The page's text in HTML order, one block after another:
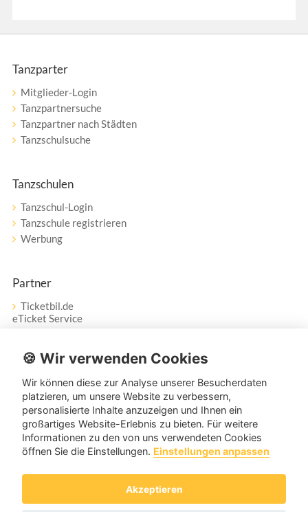
Tanzparter
Mitglieder-Login
Tanzpartnersuche
Tanzpartner nach Städten
Tanzschulsuche
Tanzschulen
Tanzschul-Login
Tanzschule registrieren
Werbung
Partner
Ticketbil.de
eTicket Service
Vertrag widerrufen
Service
Unser Tanzpartner-Service hilft Ihnen bei Fragen und
Anregungen gerne weiter!
🍪 Wir verwenden Cookies
Wir können diese zur Analyse unserer Besucherdaten
platzieren, um unsere Website zu verbessern,
personalisierte Inhalte anzuzeigen und Ihnen ein
großartiges Website-Erlebnis zu bieten. Für weitere
Informationen zu den von uns verwendeten Cookies
öffnen Sie die Einstellungen. Einstellungen anpassen
Akzeptieren